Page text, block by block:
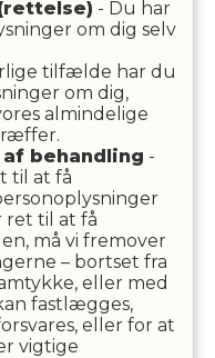
- Du har
om dig selv
tilfælde har du
om dig,
almindelige
behandling -
til at få
ret til at få
må vi fremover
– bortset fra
eller med
fastlægges,
eller for at
vigtige